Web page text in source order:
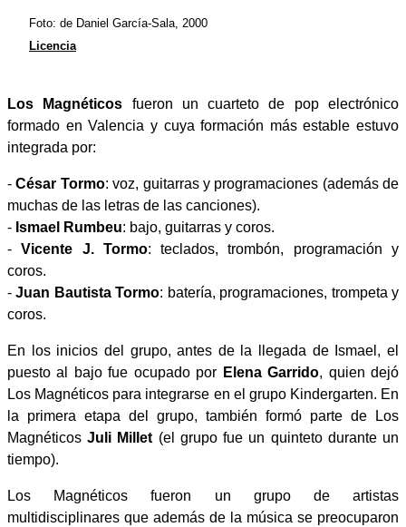
Foto: de Daniel García-Sala, 2000
Licencia
Los Magnéticos fueron un cuarteto de pop electrónico
formado en Valencia y cuya formación más estable estuvo
integrada por:
-César Tormo: voz, guitarras y programaciones (además de
muchas de las letras de las canciones).
- Ismael Rumbeu: bajo, guitarras y coros.
-Vicente J. Tormo: teclados, trombón, programación y
coros.
-Juan Bautista Tormo: batería, programaciones, trompeta y
coros.
En los inicios del grupo, antes de la llegada de Ismael, el
puesto al bajo fue ocupado por Elena Garrido, quien dejó
Los Magnéticos para integrarse en el grupo Kindergarten. En
la primera etapa del grupo, también formó parte de Los
MagnéticosJuli Millet (el grupo fue un quinteto durante un
tiempo).
Los Magnéticos fueron un grupo de artistas
multidisciplinares que además de la música se preocuparon